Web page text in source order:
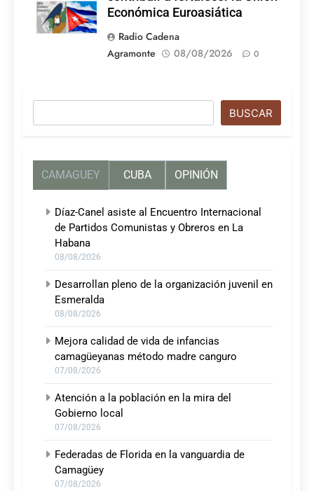
Económica Euroasiática
Radio Cadena
Agramonte
08/08/2026 0
BUSCAR
CAMAGUEY CUBA OPINIÓN
Díaz-Canel asiste al Encuentro Internacional
de Partidos Comunistas y Obreros en La
Habana
08/08/2026
Desarrollan pleno de la organización juvenil en
Esmeralda
08/08/2026
Mejora calidad de vida de infancias
camagüeyanas método madre canguro
07/08/2026
Atención a la población en la mira del
Gobierno local
07/08/2026
Federadas de Florida en la vanguardia de
Camagüey
07/08/2026